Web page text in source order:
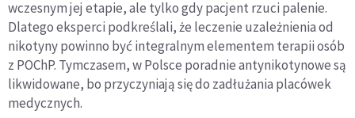
wczesnym jej etapie, ale tylko gdy pacjent rzuci palenie.
Dlatego eksperci podkreślali, że leczenie uzależnienia od
nikotyny powinno być integralnym elementem terapii osób
z POChP. Tymczasem, w Polsce poradnie antynikotynowe są
likwidowane, bo przyczyniają się do zadłużania placówek
medycznych.